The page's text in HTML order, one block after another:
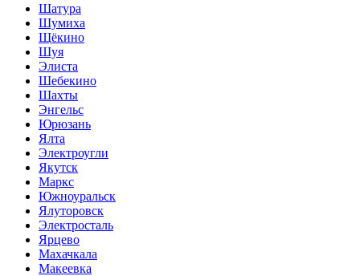
Шатура
Шумиха
Щёкино
Шуя
Элиста
Шебекино
Шахты
Энгельс
Юрюзань
Ялта
Электроугли
Якутск
Маркс
Южноуральск
Ялуторовск
Электросталь
Ярцево
Махачкала
Макеевка